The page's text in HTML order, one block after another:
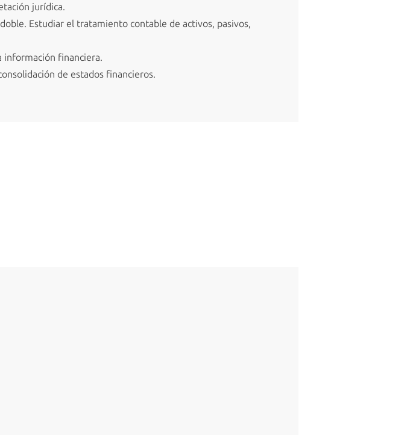
jurídica.
Estudiar el tratamiento contable de activos, pasivos,
información financiera.
de estados financieros.